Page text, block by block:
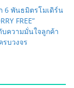
6 พันธมิตรโมเดิร์น
FREE”
ความมั่นใจลูกค้า
บวงจร